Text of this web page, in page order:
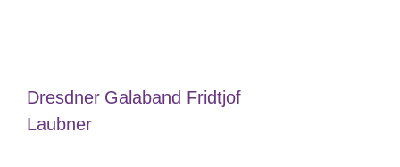
Dresdner Galaband Fridtjof
Laubner